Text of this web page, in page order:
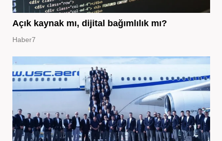
Açık kaynak mı, dijital bağımlılık mı?
Haber7